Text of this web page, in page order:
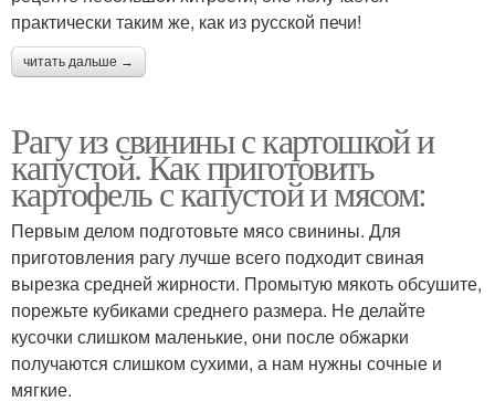
практически таким же, как из русской печи!
читать дальше →
Рагу из свинины с картошкой и
капустой. Как приготовить
картофель с капустой и мясом:
Первым делом подготовьте мясо свинины. Для
приготовления рагу лучше всего подходит свиная
вырезка средней жирности. Промытую мякоть обсушите,
порежьте кубиками среднего размера. Не делайте
кусочки слишком маленькие, они после обжарки
получаются слишком сухими, а нам нужны сочные и
мягкие.